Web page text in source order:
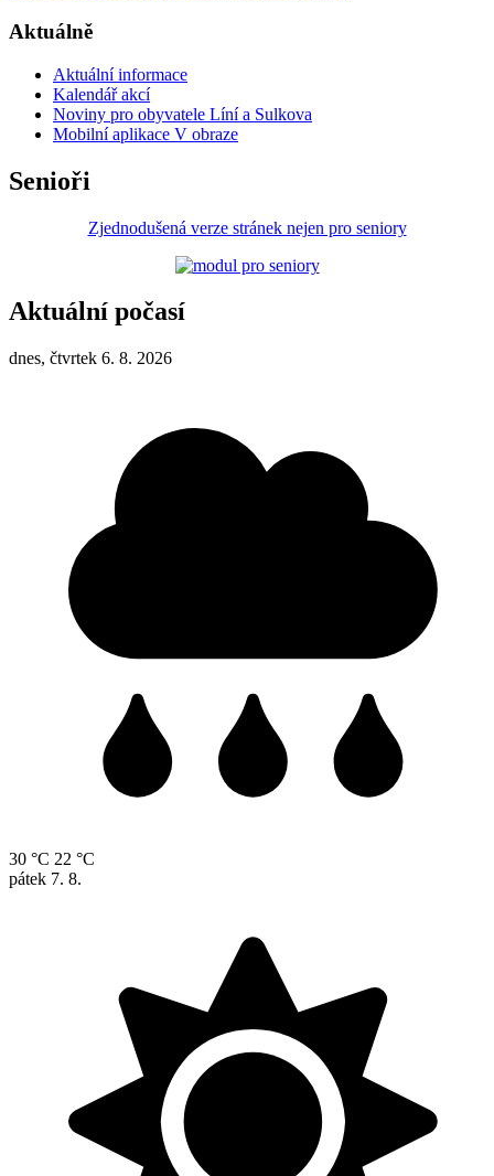
Aktuálně
Aktuální informace
Kalendář akcí
Noviny pro obyvatele Líní a Sulkova
Mobilní aplikace V obraze
Senioři
Zjednodušená verze stránek nejen pro seniory
Aktuální počasí
dnes, čtvrtek 6. 8. 2026
30 °C 22 °C
pátek 7. 8.